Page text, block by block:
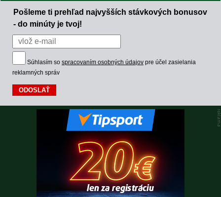
Pošleme ti prehľad najvyšších stávkových bonusov
- do minúty je tvoj!
Súhlasím so spracovaním osobných údajov pre účel zasielania
reklamných správ